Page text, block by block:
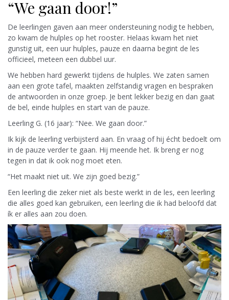
“We gaan door!”
De leerlingen gaven aan meer ondersteuning nodig te hebben,
zo kwam de hulples op het rooster. Helaas kwam het niet
gunstig uit, een uur hulples, pauze en daarna begint de les
officieel, meteen een dubbel uur.
We hebben hard gewerkt tijdens de hulples. We zaten samen
aan een grote tafel, maakten zelfstandig vragen en bespraken
de antwoorden in onze groep. Je bent lekker bezig en dan gaat
de bel, einde hulples en start van de pauze.
Leerling G. (16 jaar): “Nee. We gaan door.”
Ik kijk de leerling verbijsterd aan. En vraag of hij écht bedoelt om
in de pauze verder te gaan. Hij meende het. Ik breng er nog
tegen in dat ik ook nog moet eten.
“Het maakt niet uit. We zijn goed bezig.”
Een leerling die zeker niet als beste werkt in de les, een leerling
die alles goed kan gebruiken, een leerling die ik had beloofd dat
ík er alles aan zou doen.